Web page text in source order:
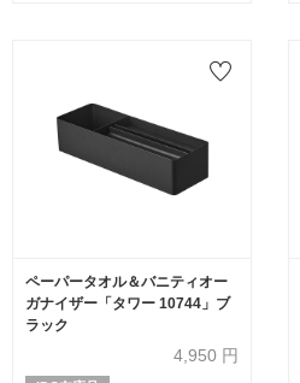
ペーパータオル＆バニティオー
ガナイザー「タワー 10744」ブ
ラック
4,950 円